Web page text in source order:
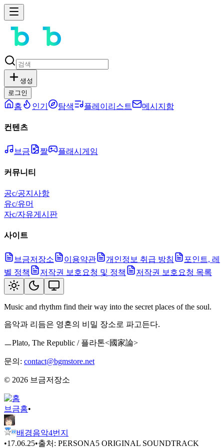
생성
로그인
홈 인기 탐색 플레이리스트 메시지함
컨텐츠
브금 짤 플래시게임
커뮤니티
공c/공지사항
유c/유머
자c/자유게시판
사이트
브금저장소 이용약관 개인정보 취급 방침
포인트, 레
벨 정책
저작권 보호요청 및 정책 저작권 보호요청 목록
Music and rhythm find their way into the secret places of the soul.
음악과 리듬은 영혼의 비밀 장소로 파고든다.
ㅡPlato, The Republic / 플라톤<國家論>
문의: contact@bgmstore.net
© 2026 브금저장소
브금홈•
배경음악4번지
•17.06.25•출처: PERSONA5 ORIGINAL SOUNDTRACK